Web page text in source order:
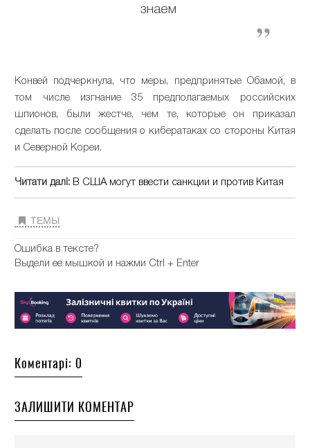
знаем
Конвей подчеркнула, что меры, предпринятые Обамой, в
том числе изгнание 35 предполагаемых российских
шпионов, были жестче, чем те, которые он приказал
сделать после сообщения о кибератаках со стороны Китая
и Северной Кореи.
Читати далі: В США могут ввести санкции и против Китая
ТЕМЫ
Ошибка в тексте?
Выдели ее мышкой и нажми Ctrl + Enter
Коментарі: 0
ЗАЛИШИТИ КОМЕНТАР